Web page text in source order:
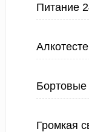
Питание
Громкая